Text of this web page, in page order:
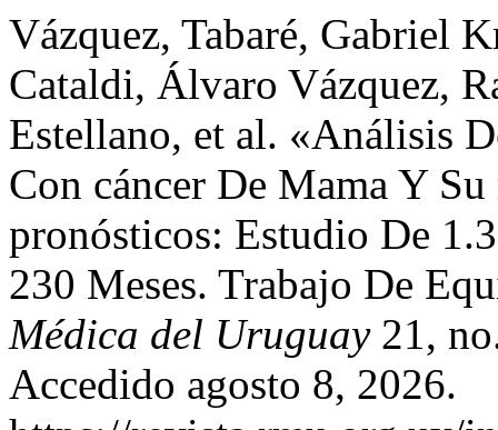
Vázquez, Tabaré, Gabriel
Cataldi, Álvaro Vázquez,
Estellano, et al. «Análisis
Con cáncer De Mama Y
pronósticos: Estudio De
230 Meses. Trabajo De
Médica del Uruguay21,
Accedido agosto 8, 2026.